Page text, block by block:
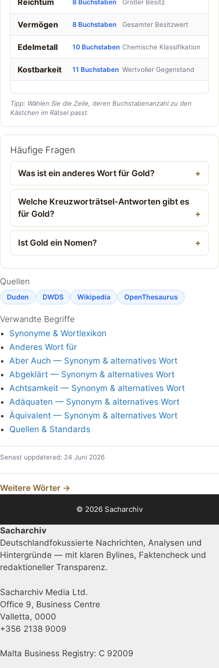
Reichtum 8 Buchstaben Großer Besitz
Vermögen 8 Buchstaben Gesamter Besitzwert
Edelmetall 10 Buchstaben Chemische Klassifikation
Kostbarkeit 11 Buchstaben Wertvoller Gegenstand
Tipp: Wählen Sie die Zeile, deren Buchstabenanzahl zu den
Kästchen im Rätsel passt.
Häufige Fragen
Was ist ein anderes Wort für Gold?
Welche Kreuzworträtsel-Antworten gibt es
für Gold?
Ist Gold ein Nomen?
Quellen
Duden DWDS Wikipedia OpenThesaurus
Verwandte Begriffe
Synonyme & Wortlexikon
Anderes Wort für
Aber Auch — Synonym & alternatives Wort
Abgeklärt — Synonym & alternatives Wort
Achtsamkeit — Synonym & alternatives Wort
Adäquaten — Synonym & alternatives Wort
Äquivalent — Synonym & alternatives Wort
Quellen & Standards
Senast uppdaterad: 24 Juni 2026
Weitere Wörter →
© 2026 Sacharchiv
Sacharchiv
Deutschlandfokussierte Nachrichten, Analysen und
Hintergründe — mit klaren Bylines, Faktencheck und
redaktioneller Transparenz.
Sacharchiv Media Ltd.
Office 9, Business Centre
Valletta, 0000
+356 2138 9009
Malta Business Registry: C 92009